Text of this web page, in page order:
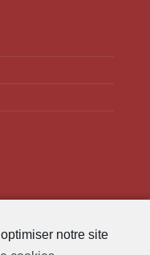
notre site